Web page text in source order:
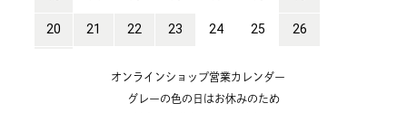
オンラインショップ営業カレンダー
グレーの色の日はお休みのため